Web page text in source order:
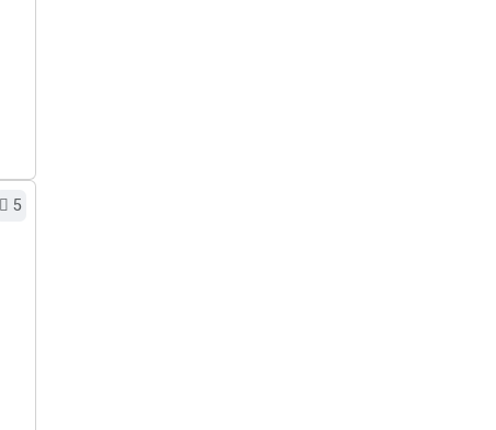
5